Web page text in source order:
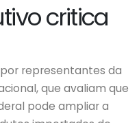
critica
representantes da
que avaliam que
pode ampliar a